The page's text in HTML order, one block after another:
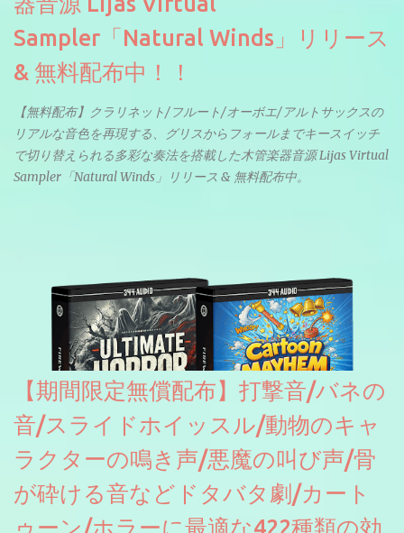
Sampler「Natural Winds」リリース
& 無料配布中！！
【無料配布】クラリネット/フルート/オーボエ/アルトサックスの
リアルな音色を再現する、グリスからフォールまでキースイッチ
で切り替えられる多彩な奏法を搭載した木管楽器音源 Lijas Virtual
Sampler「Natural Winds」リリース & 無料配布中。
【期間限定無償配布】打撃音/バネの
音/スライドホイッスル/動物のキャ
ラクターの鳴き声/悪魔の叫び声/骨
が砕ける音などドタバタ劇/カート
ゥーン/ホラーに最適な422種類の効